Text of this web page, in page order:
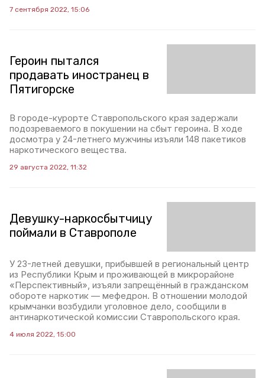
7 сентября 2022, 15:06
Героин пытался
продавать иностранец в
Пятигорске
В городе-курорте Ставропольского края задержали
подозреваемого в покушении на сбыт героина. В ходе
досмотра у 24-летнего мужчины изъяли 148 пакетиков
наркотического вещества.
29 августа 2022, 11:32
Девушку-наркосбытчицу
поймали в Ставрополе
У 23-летней девушки, прибывшей в региональный центр
из Республики Крым и проживающей в микрорайоне
«Перспективный», изъяли запрещённый в гражданском
обороте наркотик — мефедрон. В отношении молодой
крымчанки возбудили уголовное дело, сообщили в
антинаркотической комиссии Ставропольского края.
4 июля 2022, 15:00